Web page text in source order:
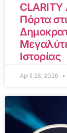
CLARITY
Πόρτα
Ιστορίας
April 28, 2026